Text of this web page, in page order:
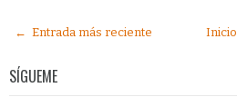
← Entrada más reciente Inicio
SÍGUEME